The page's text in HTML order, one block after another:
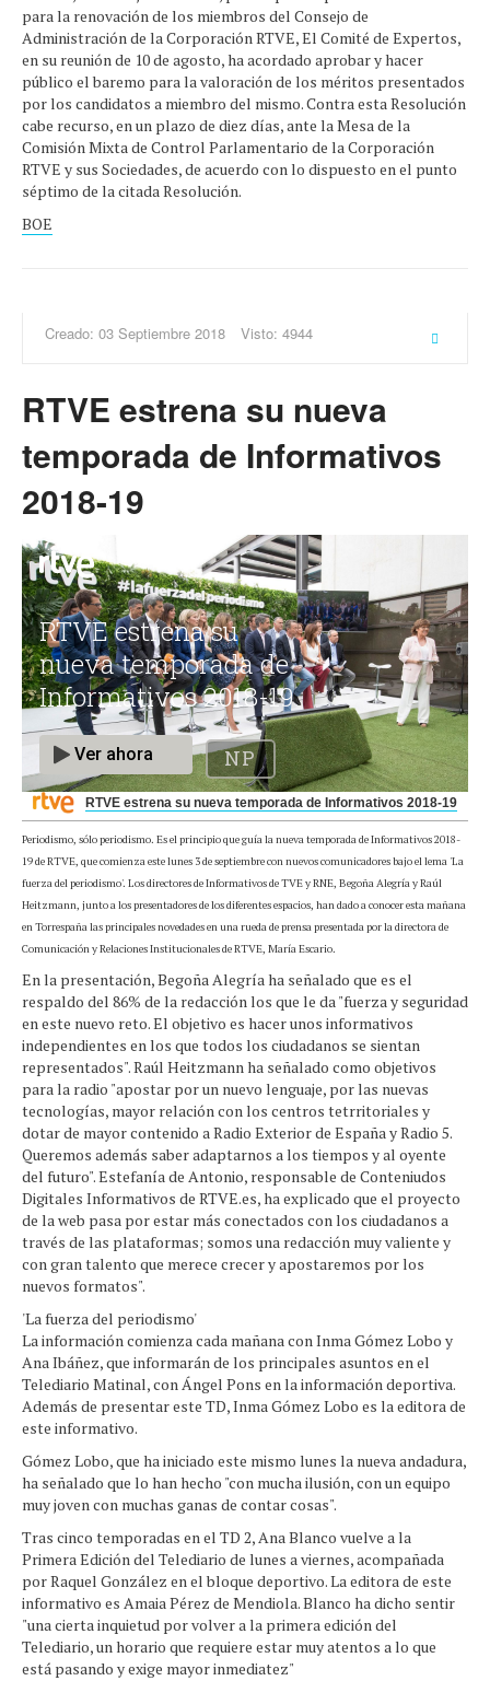
para la renovación de los miembros del Consejo de
Administración de la Corporación RTVE, El Comité de Expertos,
en su reunión de 10 de agosto, ha acordado aprobar y hacer
público el baremo para la valoración de los méritos presentados
por los candidatos a miembro del mismo. Contra esta Resolución
cabe recurso, en un plazo de diez días, ante la Mesa de la
Comisión Mixta de Control Parlamentario de la Corporación
RTVE y sus Sociedades, de acuerdo con lo dispuesto en el punto
séptimo de la citada Resolución.
BOE
Creado: 03 Septiembre 2018 Visto: 4944
RTVE estrena su nueva
temporada de Informativos
2018-19
RTVE estrena su nueva temporada de Informativos 2018-19
Periodismo, sólo periodismo. Es el principio que guía la nueva temporada de Informativos 2018-
19 de RTVE, que comienza este lunes 3 de septiembre con nuevos comunicadores bajo el lema 'La
fuerza del periodismo'. Los directores de Informativos de TVE y RNE, Begoña Alegría y Raúl
Heitzmann, junto a los presentadores de los diferentes espacios, han dado a conocer esta mañana
en Torrespaña las principales novedades en una rueda de prensa presentada por la directora de
Comunicación y Relaciones Institucionales de RTVE, María Escario.
En la presentación, Begoña Alegría ha señalado que es el
respaldo del 86% de la redacción los que le da "fuerza y seguridad
en este nuevo reto. El objetivo es hacer unos informativos
independientes en los que todos los ciudadanos se sientan
representados". Raúl Heitzmann ha señalado como objetivos
para la radio "apostar por un nuevo lenguaje, por las nuevas
tecnologías, mayor relación con los centros tetrritoriales y
dotar de mayor contenido a Radio Exterior de España y Radio 5.
Queremos además saber adaptarnos a los tiempos y al oyente
del futuro". Estefanía de Antonio, responsable de Conteniudos
Digitales Informativos de RTVE.es, ha explicado que el proyecto
de la web pasa por estar más conectados con los ciudadanos a
través de las plataformas; somos una redacción muy valiente y
con gran talento que merece crecer y apostaremos por los
nuevos formatos".
'La fuerza del periodismo'
La información comienza cada mañana con Inma Gómez Lobo y
Ana Ibáñez, que informarán de los principales asuntos en el
Telediario Matinal, con Ángel Pons en la información deportiva.
Además de presentar este TD, Inma Gómez Lobo es la editora de
este informativo.
Gómez Lobo, que ha iniciado este mismo lunes la nueva andadura,
ha señalado que lo han hecho "con mucha ilusión, con un equipo
muy joven con muchas ganas de contar cosas".
Tras cinco temporadas en el TD 2, Ana Blanco vuelve a la
Primera Edición del Telediario de lunes a viernes, acompañada
por Raquel González en el bloque deportivo. La editora de este
informativo es Amaia Pérez de Mendiola. Blanco ha dicho sentir
"una cierta inquietud por volver a la primera edición del
Telediario, un horario que requiere estar muy atentos a lo que
está pasando y exige mayor inmediatez"